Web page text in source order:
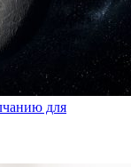
для